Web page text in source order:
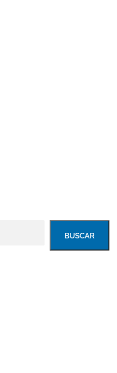
BUSCAR